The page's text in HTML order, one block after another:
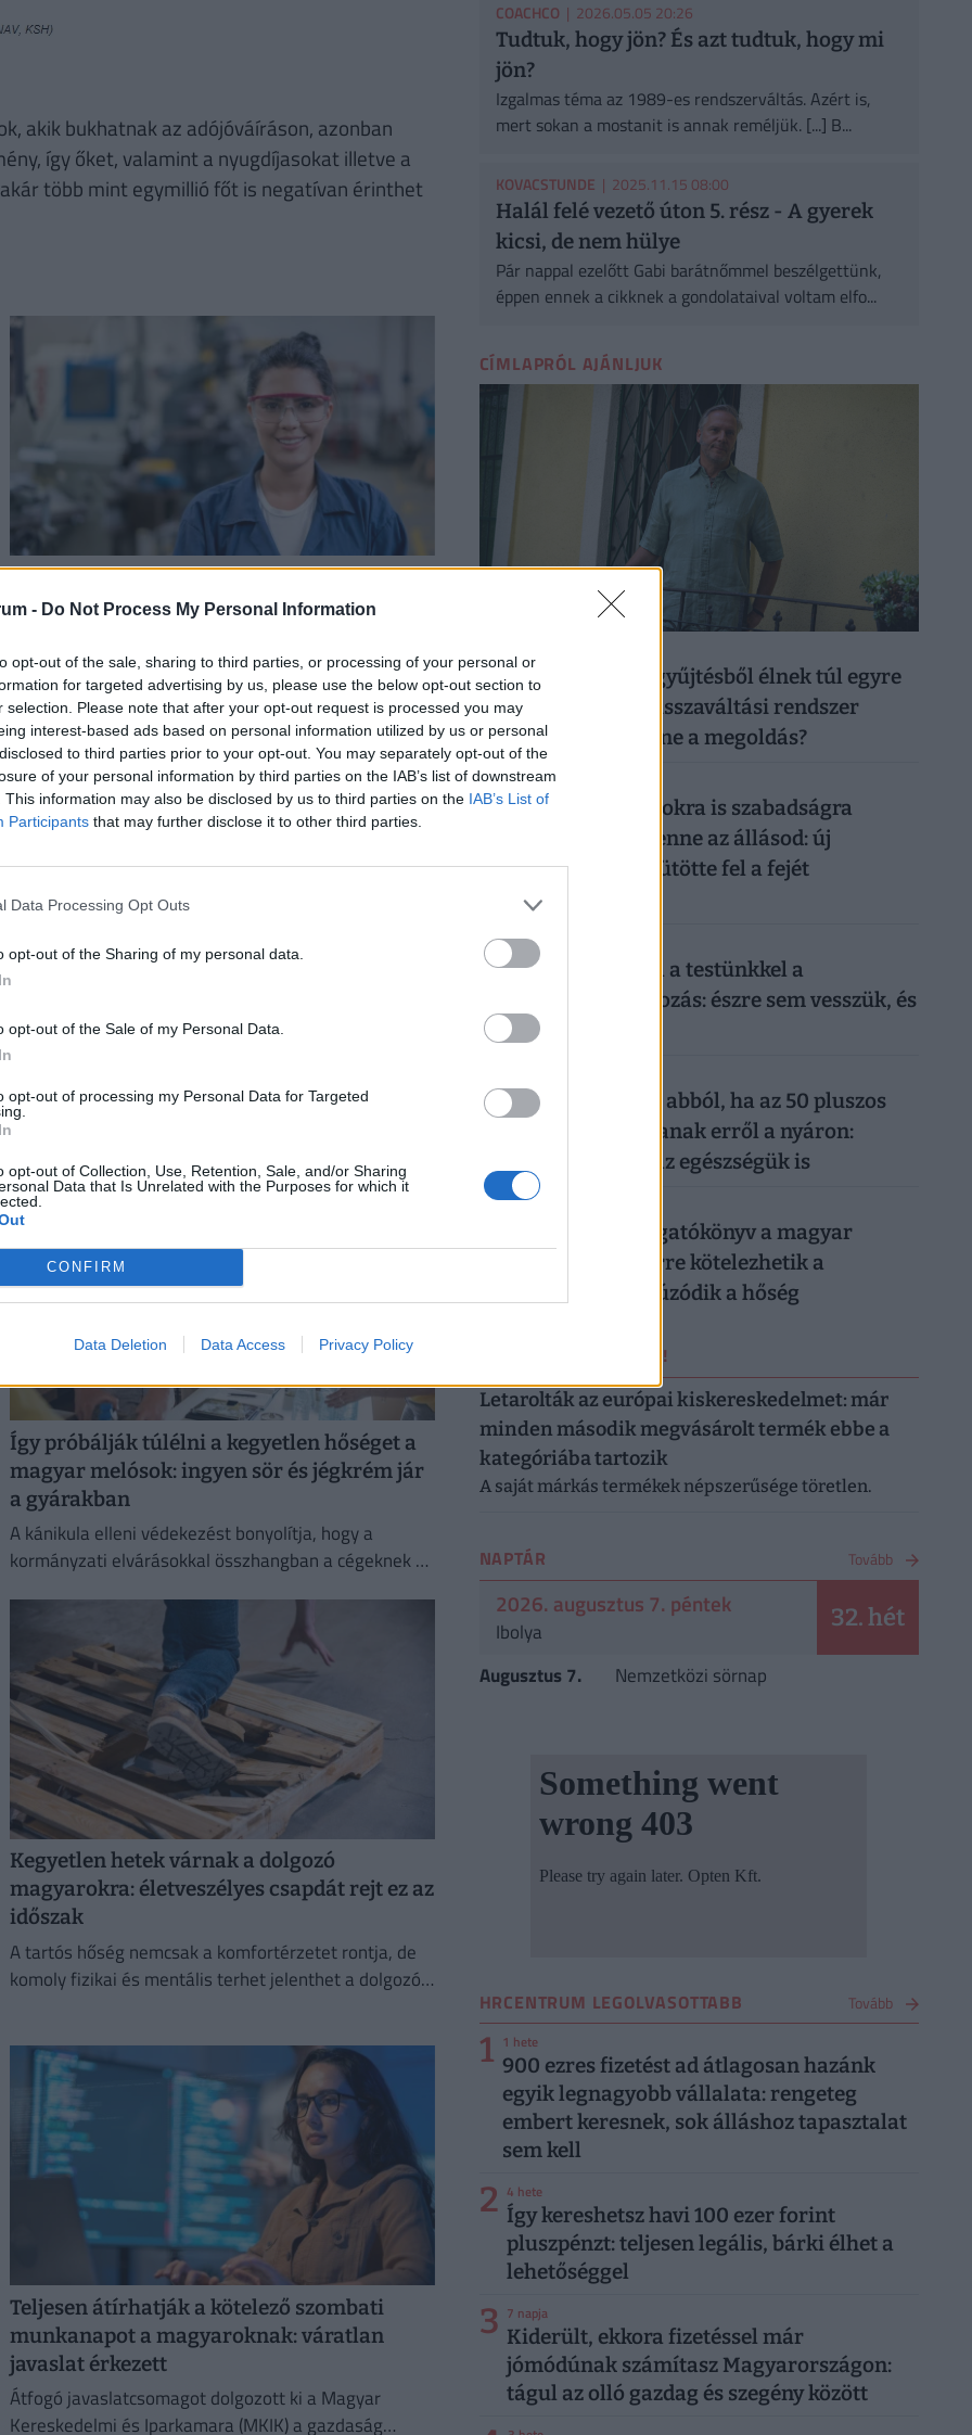
- Do Not Process My Personal Information
opt-out of the sale, sharing to third parties, or processing of your personal or
for targeted advertising by us, please use the below opt-out section to
selection. Please note that after your opt-out request is processed you may
interest-based ads based on personal information utilized by us or personal
to third parties prior to your opt-out. You may separately opt-out of the
of your personal information by third parties on the IAB’s list of downstream
This information may also be disclosed by us to third parties on the IAB’s List of
Participants that may further disclose it to other third parties.
Data Processing Opt Outs
opt-out of the Sharing of my personal data.
opt-out of the Sale of my Personal Data.
opt-out of processing my Personal Data for Targeted
opt-out of Collection, Use, Retention, Sale, and/or Sharing
Data that Is Unrelated with the Purposes for which it
CONFIRM
Data Deletion Data Access Privacy Policy
akik bukhatnak az adójóváíráson, azonban
így őket, valamint a nyugdíjasokat illetve a
több mint egymillió főt is negatívan érinthet
Ezzel a melóval degeszre kereshetik
magukat a magyar fiatalok: óránként 4000
A magyar diákmunkapiac elmúlt másfél évtizede
lényegében egyetlen nagy átrendeződés története.
amire senki sem számított: teljesen
elfogytak az emberek, bénulás fenyegeti az
Súlyos munkaerőhiányt és fenntarthatatlan bérspirált
okozott Oroszországban a háborús gazdálkodás.
Így próbálják túlélni a kegyetlen hőséget a
magyar melósok: ingyen sör és jégkrém jár
a gyárakban
A kánikula elleni védekezést bonyolítja, hogy a
kormányzati elvárásokkal összhangban a cégeknek az
Kegyetlen hetek várnak a dolgozó
magyarokra: életveszélyes csapdát rejt ez az
időszak
A tartós hőség nemcsak a komfortérzetet rontja, de
komoly fizikai és mentális terhet jelenthet a dolgozók
Teljesen átírhatják a kötelező szombati
munkanapot a magyaroknak: váratlan
javaslat érkezett
Átfogó javaslatcsomagot dolgozott ki a Magyar
Kereskedelmi és Iparkamara (MKIK) a gazdaság
COACHCO | 2026.05.05 20:26
Tudtuk, hogy jön? És azt tudtuk, hogy mi
jön?
Izgalmas téma az 1989-es rendszerváltás. Azért is,
mert sokan a mostanit is annak reméljük. [...] B...
KOVACSTUNDE | 2025.11.15 08:00
Halál felé vezető úton 5. rész - A gyerek
kicsi, de nem hülye
Pár nappal ezelőtt Gabi barátnőmmel beszélgettünk,
éppen ennek a cikknek a gondolataival voltam elfo...
CÍMLAPRÓL AJÁNLJUK
2026. augusztus 6.
50 forintos palackgyűjtésből élnek túl egyre
többen: tényleg a visszaváltási rendszer
megszüntetése lenne a megoldás?
2026. augusztus 5.
Így mehetsz hónapokra is szabadságra
anélkül, hogy rámenne az állásod: új
munkahelyi fogás ütötte fel a fejét
Magyarországon
2026. augusztus 6.
Sokkoló, mit művel a testünkkel a
mindennapi mobilozás: észre sem vesszük, és
máris kész a baj
Komoly baj is lehet abból, ha az 50 pluszos
magyarok lemondanak erről a nyáron:
könnyen rámehet az egészségük is
2026. augusztus 6.
Készül a válságforgatókönyv a magyar
munkahelyeken: erre kötelezhetik a
dolgozókat, ha elhúzódik a hőség
ERRŐL NE MARADJ LE!
Letarolták az európai kiskereskedelmet: már
minden második megvásárolt termék ebbe a
kategóriába tartozik
A saját márkás termékek népszerűsége töretlen.
NAPTÁR Tovább
2026. augusztus 7. péntek
Ibolya 32. hét
Augusztus 7. Nemzetközi sörnap
HRCENTRUM LEGOLVASOTTABB Tovább
1 1 hete
900 ezres fizetést ad átlagosan hazánk
egyik legnagyobb vállalata: rengeteg
embert keresnek, sok álláshoz tapasztalat
sem kell
2 4 hete
Így kereshetsz havi 100 ezer forint
pluszpénzt: teljesen legális, bárki élhet a
lehetőséggel
3 7 napja
Kiderült, ekkora fizetéssel már
jómódúnak számítasz Magyarországon:
tágul az olló gazdag és szegény között